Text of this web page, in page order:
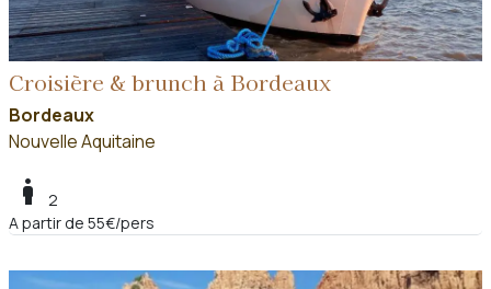
Croisière & brunch à Bordeaux
Bordeaux
Nouvelle Aquitaine
boy
2
A partir de 55€/pers